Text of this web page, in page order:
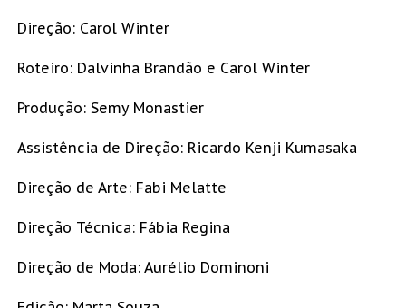
Direção: Carol Winter
Roteiro: Dalvinha Brandão e Carol Winter
Produção: Semy Monastier
Assistência de Direção: Ricardo Kenji Kumasaka
Direção de Arte: Fabi Melatte
Direção Técnica: Fábia Regina
Direção de Moda: Aurélio Dominoni